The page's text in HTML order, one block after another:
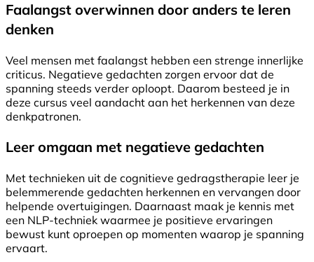
Faalangst overwinnen door anders te leren
denken
Veel mensen met faalangst hebben een strenge innerlijke
criticus. Negatieve gedachten zorgen ervoor dat de
spanning steeds verder oploopt. Daarom besteed je in
deze cursus veel aandacht aan het herkennen van deze
denkpatronen.
Leer omgaan met negatieve gedachten
Met technieken uit de cognitieve gedragstherapie leer je
belemmerende gedachten herkennen en vervangen door
helpende overtuigingen. Daarnaast maak je kennis met
een NLP-techniek waarmee je positieve ervaringen
bewust kunt oproepen op momenten waarop je spanning
ervaart.